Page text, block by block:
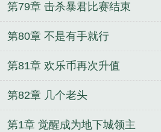
第79章 击杀暴君比赛结束
第80章 不是有手就行
第81章 欢乐币再次升值
第82章 几个老头
第1章 觉醒成为地下城领主